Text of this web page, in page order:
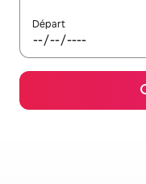
Départ